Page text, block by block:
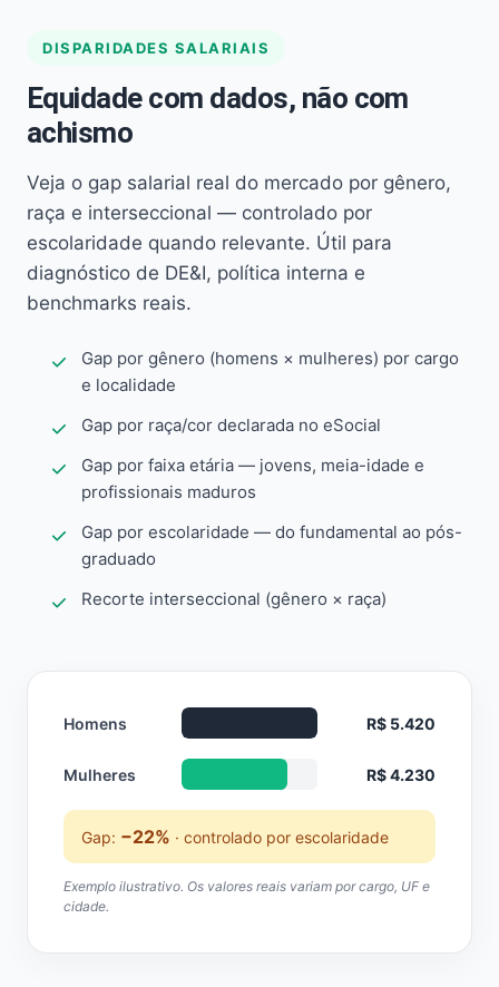
DISPARIDADES SALARIAIS
Equidade com dados, não com
achismo
Veja o gap salarial real do mercado por gênero,
raça e interseccional — controlado por
escolaridade quando relevante. Útil para
diagnóstico de DE&I, política interna e
benchmarks reais.
Gap por gênero (homens × mulheres) por cargo
e localidade
Gap por raça/cor declarada no eSocial
Gap por faixa etária — jovens, meia-idade e
profissionais maduros
Gap por escolaridade — do fundamental ao pós-
graduado
Recorte interseccional (gênero × raça)
Homens R$ 5.420
Mulheres R$ 4.230
Gap: −22% · controlado por escolaridade
Exemplo ilustrativo. Os valores reais variam por cargo, UF e
cidade.